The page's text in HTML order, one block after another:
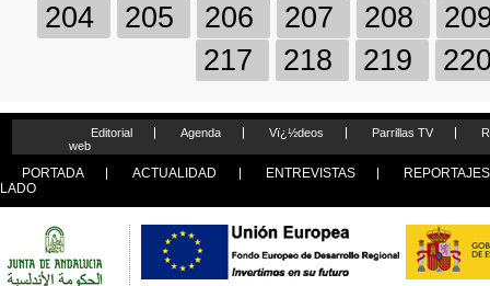
204
205 206 207 208
217
218 219
Editorial Agenda Vï¿½deos Parrillas TV
web
PORTADA ACTUALIDAD ENTREVISTAS
REPORTAJES
LADO